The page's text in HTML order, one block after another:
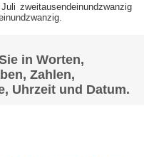
zweitausendeinundzwanzig
in Worten,
Zahlen,
Uhrzeit und Datum.